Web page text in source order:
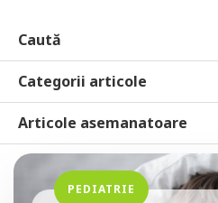
Caută
Categorii articole
Articole asemanatoare
PEDIATRIE